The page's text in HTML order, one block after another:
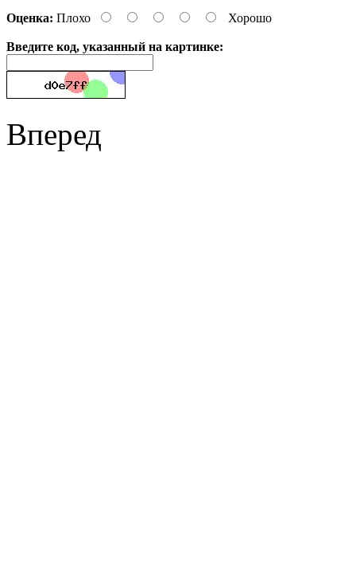
Оценка: Плохо Хорошо
Введите код, указанный на картинке:
Вперед